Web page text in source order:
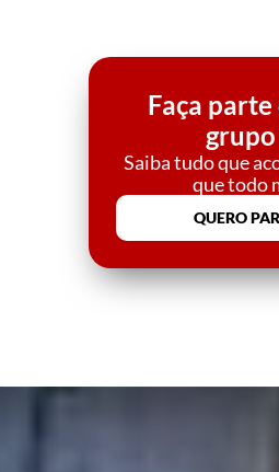
Faça parte
Saiba tudo que
que todo
QUERO